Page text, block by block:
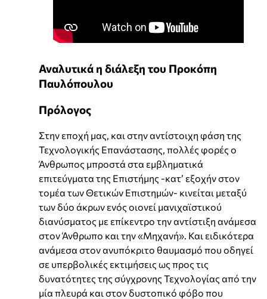
Αναλυτικά η διάλεξη του Προκόπη
Παυλόπουλου
Πρόλογος
Στην εποχή μας, και στην αντίστοιχη φάση της
Τεχνολογικής Επανάστασης, πολλές φορές ο
Άνθρωπος μπροστά στα εμβληματικά
επιτεύγματα της Επιστήμης -κατ’ εξοχήν στον
τομέα των Θετικών Επιστημών- κινείται μεταξύ
των δύο άκρων ενός οιονεί μανιχαϊστικού
διανύσματος με επίκεντρο την αντίστιξη ανάμεσα
στον Άνθρωπο και την «Μηχανή». Και ειδικότερα
ανάμεσα στον ανυπόκριτο θαυμασμό που οδηγεί
σε υπερβολικές εκτιμήσεις ως προς τις
δυνατότητες της σύγχρονης Τεχνολογίας από την
μία πλευρά και στον δυστοπικό φόβο που